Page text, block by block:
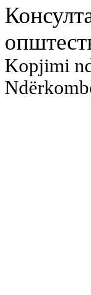
Kopjimi